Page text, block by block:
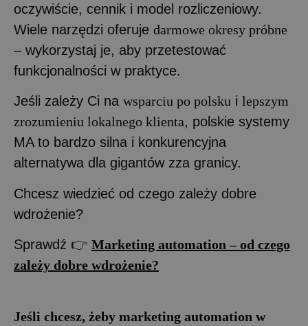
oczywiście, cennik i model rozliczeniowy.
Wiele narzędzi oferuje darmowe okresy próbne
– wykorzystaj je, aby przetestować
funkcjonalności w praktyce.
Jeśli zależy Ci na wsparciu po polsku i lepszym
zrozumieniu lokalnego klienta, polskie systemy
MA to bardzo silna i konkurencyjna
alternatywa dla gigantów zza granicy.
Chcesz wiedzieć od czego zależy dobre
wdrożenie?
Sprawdź 👉 Marketing automation – od czego
zależy dobre wdrożenie?
Jeśli chcesz, żeby marketing automation w